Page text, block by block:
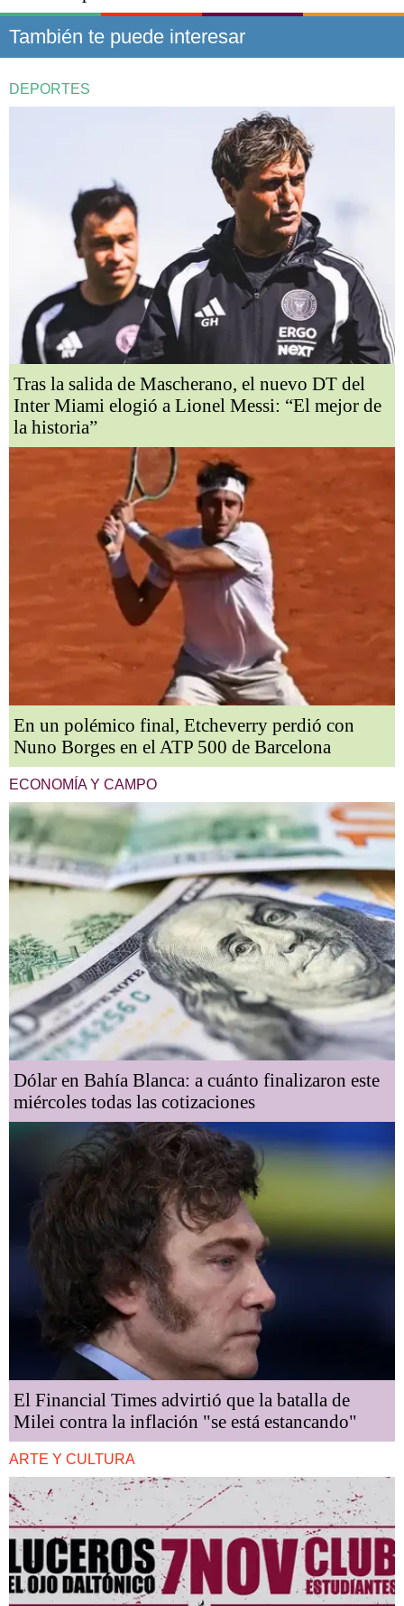
También te puede interesar
DEPORTES
Tras la salida de Mascherano, el nuevo DT del
Inter Miami elogió a Lionel Messi: “El mejor de
la historia”
En un polémico final, Etcheverry perdió con
Nuno Borges en el ATP 500 de Barcelona
ECONOMÍA Y CAMPO
Dólar en Bahía Blanca: a cuánto finalizaron este
miércoles todas las cotizaciones
El Financial Times advirtió que la batalla de
Milei contra la inflación "se está estancando"
ARTE Y CULTURA